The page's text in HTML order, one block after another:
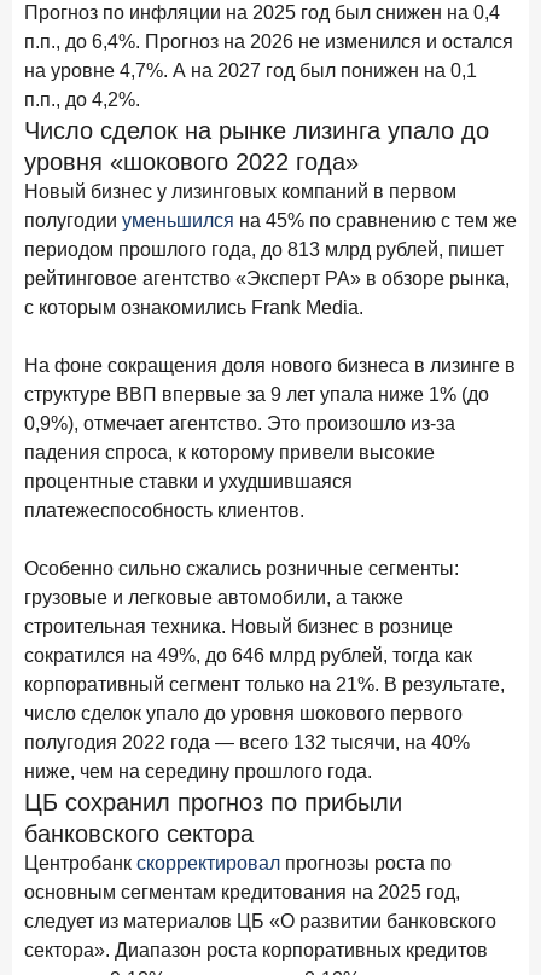
27 апреля 2026 года ИССЛЕДОВАНИЕ
Банки скорректировали доходность вкладов после
снижения ключевой ставки до 14,5%
Цифра дня
Средний срок ипотечных кредитов в России
24,9лет
год к году
Frank Data. Ипотека Поделиться
Ипотека. Итоги работы крупнейших ипотечных банков
в марте 2026 года
15 апреля 2026 года ИССЛЕДОВАНИЕ
Рынок подписок 2026: от гонки за объёмами к битве за
привычку
Маркетинговые акции брокеров: обзор механик и
трендов
10 апреля 2026 года ИССЛЕДОВАНИЕ
ДНК современного ипотечного клиента
7 апреля 2026 года ИССЛЕДОВАНИЕ
По итогам марта 2026 года объем выдач кредитов
составил 925,7 млрд руб.
26 марта 2026 года
Не экосистемой единой: как пользователи
распределяют подписки
25 марта 2026 года
Ипотека. Итоги работы крупнейших ипотечных банков
Прогноз по инфляции на 2025 год был снижен на 0,4
п.п., до 6,4%. Прогноз на 2026 не изменился и остался
на уровне 4,7%. А на 2027 год был понижен на 0,1
п.п., до 4,2%.
Число сделок на рынке лизинга упало до
уровня «шокового 2022 года»
Новый бизнес у лизинговых компаний в первом
полугодии уменьшился на 45% по сравнению с тем же
периодом прошлого года, до 813 млрд рублей, пишет
рейтинговое агентство «Эксперт РА» в обзоре рынка,
с которым ознакомились Frank Media.
На фоне сокращения доля нового бизнеса в лизинге в
структуре ВВП впервые за 9 лет упала ниже 1% (до
0,9%), отмечает агентство. Это произошло из-за
падения спроса, к которому привели высокие
процентные ставки и ухудшившаяся
платежеспособность клиентов.
Особенно сильно сжались розничные сегменты:
грузовые и легковые автомобили, а также
строительная техника. Новый бизнес в рознице
сократился на 49%, до 646 млрд рублей, тогда как
корпоративный сегмент только на 21%. В результате,
число сделок упало до уровня шокового первого
полугодия 2022 года — всего 132 тысячи, на 40%
ниже, чем на середину прошлого года.
ЦБ сохранил прогноз по прибыли
банковского сектора
Центробанк скорректировал прогнозы роста по
основным сегментам кредитования на 2025 год,
следует из материалов ЦБ «О развитии банковского
сектора». Диапазон роста корпоративных кредитов